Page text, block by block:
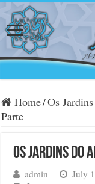
Home/Os
Parte
Os Jardins do
admin July